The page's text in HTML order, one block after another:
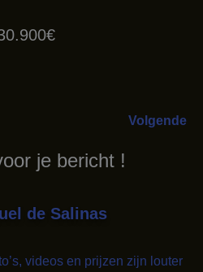
Volgende
je bericht !
de Salinas
videos en prijzen zijn louter